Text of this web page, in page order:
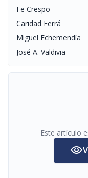
Fe Crespo
Caridad Ferrá
Miguel Echemendía
José A. Valdivia
Este artículo
visibility